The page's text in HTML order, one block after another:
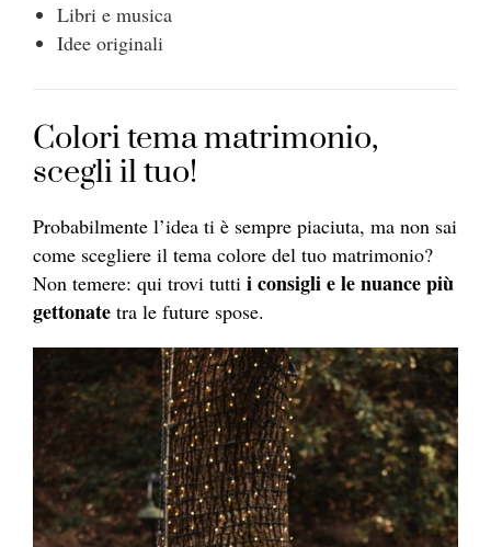
Libri e musica
Idee originali
Colori tema matrimonio,
scegli il tuo!
Probabilmente l’idea ti è sempre piaciuta, ma non sai
come scegliere il tema colore del tuo matrimonio?
Non temere: qui trovi tutti i consigli e le nuance più
gettonate tra le future spose.